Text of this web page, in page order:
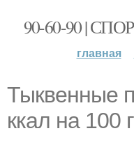
90-60-90 |
главная
Тыквенные
ккал на 100